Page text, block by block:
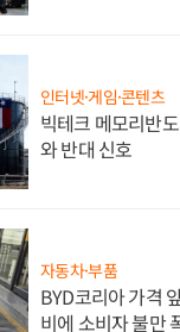
인터넷·게임·콘텐츠
빅테크 메모리반
와 반대 신호
자동차·부품
BYD코리아 가격
비에 소비자 불만